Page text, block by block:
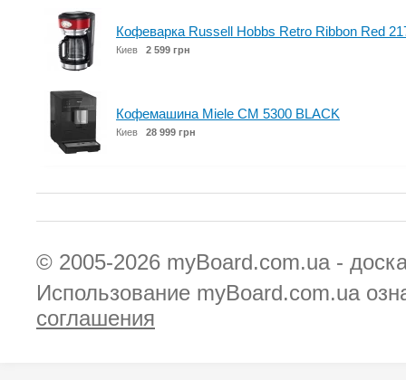
Кофеварка Russell Hobbs Retro Ribbon Red
Киев 2 599 грн
Кофемашина Miele CM 5300 BLACK
Киев 28 999 грн
© 2005-2026 myBoard.com.ua -
Использование myBoard.com.ua
соглашения